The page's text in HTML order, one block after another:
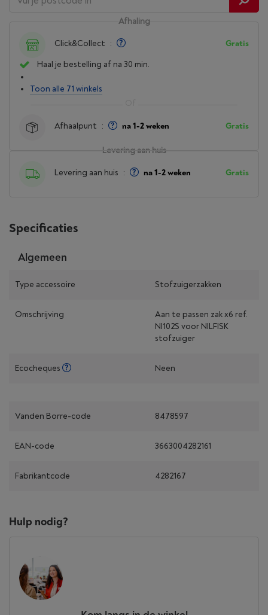
Levering aan huis
Levering aan huis : na 1-2 weken Gratis
Afhaling
Click&Collect : Gratis
Haal je bestelling af na 30 min.
Toon alle 71 winkels
Afhaalpunt : na 1-2 weken Gratis
Specificaties
Algemeen
Type accessoire Stofzuigerzakken
Omschrijving
Aan te passen zak x6 ref.
NI102S voor NILFISK
stofzuiger
Ecocheques Neen
Vanden Borre-code 8478597
EAN-code 3663004282161
Fabrikantcode 4282167
Hulp nodig?